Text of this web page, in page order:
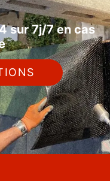
sur 7j/7 en cas